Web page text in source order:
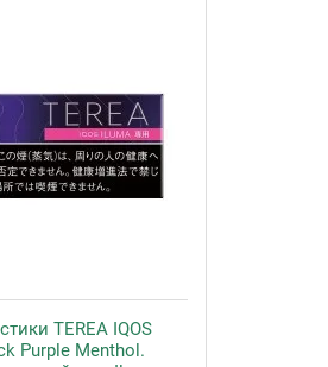
TEREA IQOS
Purple Menthol.